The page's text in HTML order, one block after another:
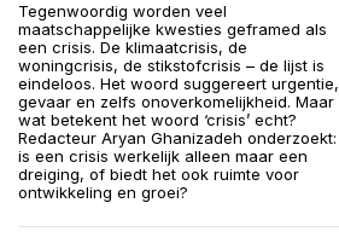
Tegenwoordig worden veel
maatschappelijke kwesties geframed als
een crisis. De klimaatcrisis, de
woningcrisis, de stikstofcrisis – de lijst is
eindeloos. Het woord suggereert urgentie,
gevaar en zelfs onoverkomelijkheid. Maar
wat betekent het woord ‘crisis’ echt?
Redacteur Aryan Ghanizadeh onderzoekt:
is een crisis werkelijk alleen maar een
dreiging, of biedt het ook ruimte voor
ontwikkeling en groei?